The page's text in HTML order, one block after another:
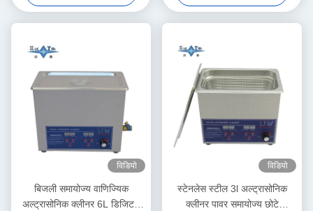
विडियो
बिजली समायोज्य वाणिज्यिक
अल्ट्रासोनिक क्लीनर 6L डिजिटल
विडियो
स्टेनलेस स्टील 3l अल्ट्रासोनिक
क्लीनर पावर समायोज्य छोटे